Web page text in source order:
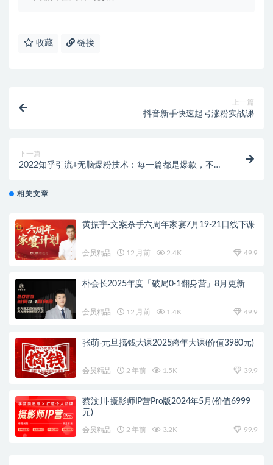
收藏 链接
上一篇
抖音新手快速起号涨粉实战课
下一篇
2022知乎引流+无脑爆粉技术：每一篇都是爆款，不吹
相关文章
黄振宇-文案杀手六周年家宴7月19-21日线下课
会员精品 12 月前 2.4K 49.9
朴会长2025年度「破局0-1翻身营」8月更新
会员精品 12 月前 1.4K 49.9
张萌-元旦搞钱大课2025跨年大课(价值3980元)
会员精品 2 年前 1.5K 39.9
蔡汶川·摄影师IP营Pro版2024年5月(价值6999
元)
会员精品 2 年前 3.2K 99.9